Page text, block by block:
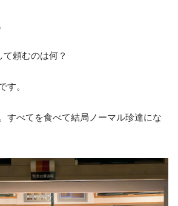
頼むのは何？
す。
すべてを食べて結局ノーマル珍達にな